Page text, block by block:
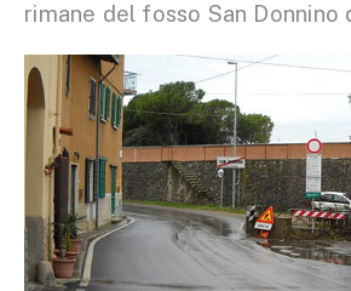
rimane del fosso San Donnino